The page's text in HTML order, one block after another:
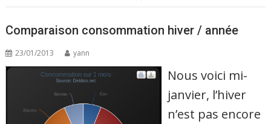
Comparaison consommation hiver / année
23/01/2013 yann
Nous voici mi-
janvier, l’hiver
n’est pas encore